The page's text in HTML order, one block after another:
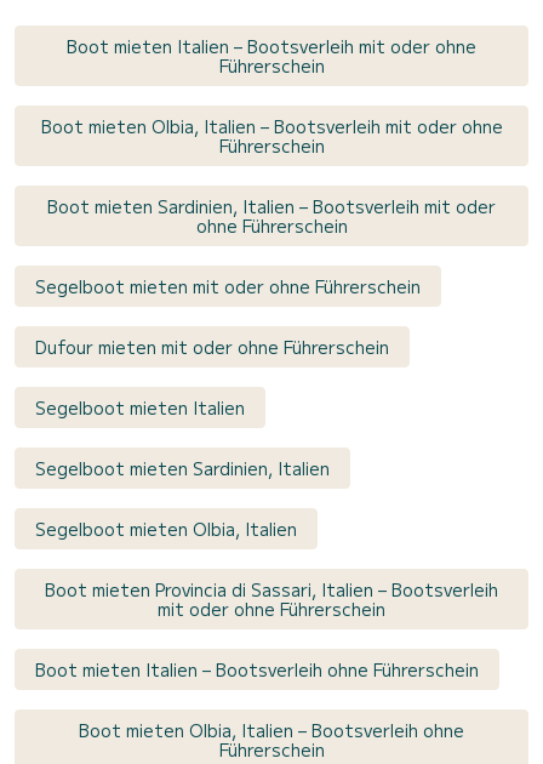
Boot mieten Italien – Bootsverleih mit oder ohne
Führerschein
Boot mieten Olbia, Italien – Bootsverleih mit oder ohne
Führerschein
Boot mieten Sardinien, Italien – Bootsverleih mit oder
ohne Führerschein
Segelboot mieten mit oder ohne Führerschein
Dufour mieten mit oder ohne Führerschein
Segelboot mieten Italien
Segelboot mieten Sardinien, Italien
Segelboot mieten Olbia, Italien
Boot mieten Provincia di Sassari, Italien – Bootsverleih
mit oder ohne Führerschein
Boot mieten Italien – Bootsverleih ohne Führerschein
Boot mieten Olbia, Italien – Bootsverleih ohne
Führerschein